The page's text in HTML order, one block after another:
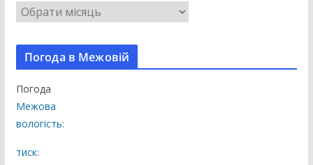
В
с
і
б
л
і
к
Погода в Межовій
Погода
Межова
вологість:
тиск: